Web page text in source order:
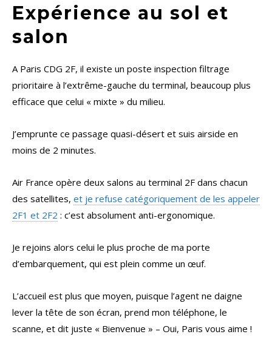
Expérience au sol et
salon
A Paris CDG 2F, il existe un poste inspection filtrage
prioritaire à l’extrême-gauche du terminal, beaucoup plus
efficace que celui « mixte » du milieu.
J’emprunte ce passage quasi-désert et suis airside en
moins de 2 minutes.
Air France opère deux salons au terminal 2F dans chacun
des satellites, et je refuse catégoriquement de les appeler
2F1 et 2F2 : c’est absolument anti-ergonomique.
Je rejoins alors celui le plus proche de ma porte
d’embarquement, qui est plein comme un œuf.
L’accueil est plus que moyen, puisque l’agent ne daigne
lever la tête de son écran, prend mon téléphone, le
scanne, et dit juste « Bienvenue » – Oui, Paris vous aime !